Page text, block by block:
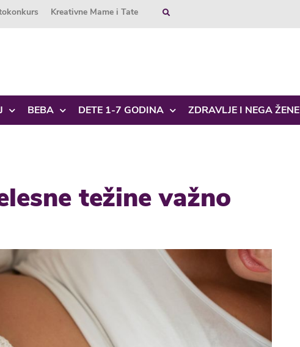
Kreativne Mame i Tate
BEBA DETE 1-7 GODINA ZDRAVLJE I NEGA ŽENE
težine važno